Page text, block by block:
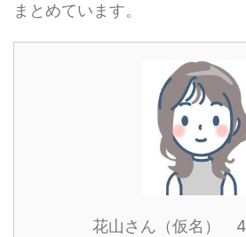
まとめています。
花山さん（仮名）